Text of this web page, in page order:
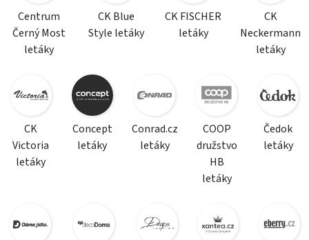
Centrum
Černý Most
letáky
CK Blue
Style letáky
CK FISCHER
letáky
CK
Neckermann
letáky
CK
Victoria
letáky
Concept
letáky
Conrad.cz
letáky
COOP
družstvo
HB
letáky
Čedok
letáky